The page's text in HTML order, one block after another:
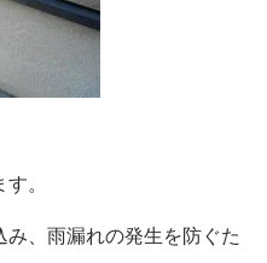
。
、雨漏れの発生を防ぐた